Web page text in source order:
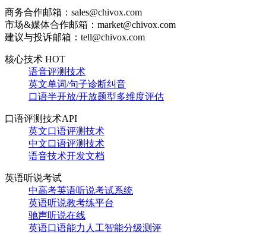
商务合作邮箱：sales@chivox.com
市场&媒体合作邮箱：market@chivox.com
建议与投诉邮箱：tell@chivox.com
核心技术 HOT
语音评测技术
英文单词/句子诊断纠音
口语半开放/开放题型多维度评估
口语评测技术API
英文口语评测技术
中文口语评测技术
语音技术开发文档
英语听说考试
中高考英语听说考试系统
英语听说教考练平台
驰声听说在线
英语口语能力人工智能分级测评